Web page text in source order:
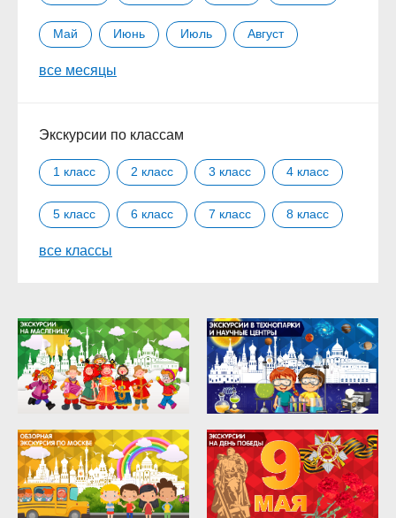
Май Июнь Июль Август
Сентябрь
все месяцы
Экскурсии по классам
1 класс 2 класс 3 класс 4 класс
5 класс 6 класс 7 класс 8 класс
9 класс
все классы